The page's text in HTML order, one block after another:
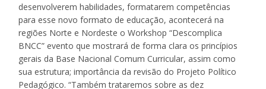
desenvolverem habilidades, formatarem competências
para esse novo formato de educação, acontecerá na
regiões Norte e Nordeste oWorkshop “Descomplica
BNCC” evento que mostrará de forma clara os princípios
gerais da Base Nacional Comum Curricular, assim como
sua estrutura; importância da revisão do Projeto Político
Pedagógico. “Também trataremos sobre as dez